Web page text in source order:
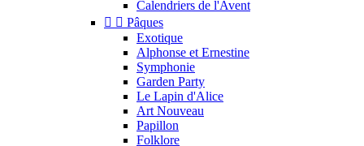
Calendriers de l'Avent
  Pâques
Exotique
Alphonse et Ernestine
Symphonie
Garden Party
Le Lapin d'Alice
Art Nouveau
Papillon
Folklore